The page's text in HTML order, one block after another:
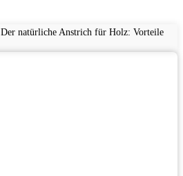
Der natürliche Anstrich für Holz: Vorteile